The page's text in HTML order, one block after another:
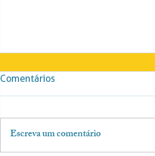
Comentários
Escreva um comentário